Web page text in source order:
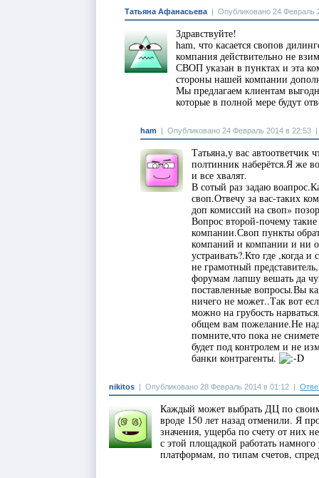
Татьяна Афанасьева Опубликовано 24 Февраль
Здравствуйте!
ham, что касается свопов
компания действительно не
СВОП указан в пунктах и эта
стороны нашей компании
Мы предлагаем клиентам
которые в полной мере будут
ham Опубликовано 24 Февраль 2014 в 22:53
Татьяна,у вас
полтинник наберётся.Я же
и все хвалят.
В сотый раз задаю
своп.Отвечу за вас-таких
доп комиссий на своп»
Вопрос второй-почему
компании.Своп пункты
компаний и компании и ни
устраивать?.Кто где ,когда
не грамотный
форумам лапшу вешать да
поставленные вопросы.Вы
ничего не может..Так вот
можно на грубость
общем вам пожелание.Не
помните,что пока не
будет под контролем и не
банки контрагенты.
nikitos Опубликовано 28 Февраль 2014 в 01:12
Каждый может выбрать ДЦ по своим
вроде 150 лет назад отменили. Я
значения, ущерба по счету от них
с этой площадкой работать
платформам, по типам счетов,